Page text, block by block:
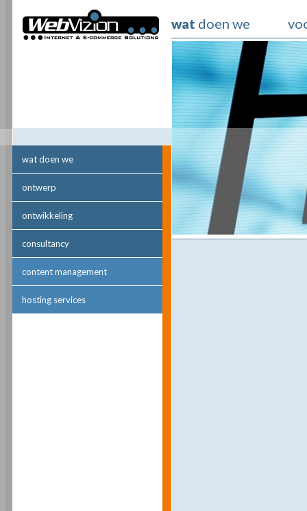
wat doen we
wat doen we
ontwerp
ontwikkeling
consultancy
content management
hosting services